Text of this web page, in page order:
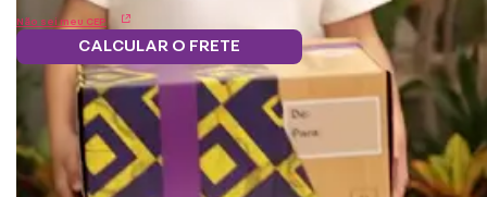
Não sei meu CEP
CALCULAR O FRETE
Frete grátis.
Saiba mais
5% OFF no boleto
e PIX!
Parcele em 12x
s/juros
Troque
pontos por